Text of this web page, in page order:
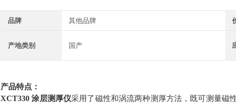
品牌 其他品牌
产地类别 国产
产品特点：
XCT330 涂层测厚仪采用了磁性和涡流两种测厚方法，既可测量磁